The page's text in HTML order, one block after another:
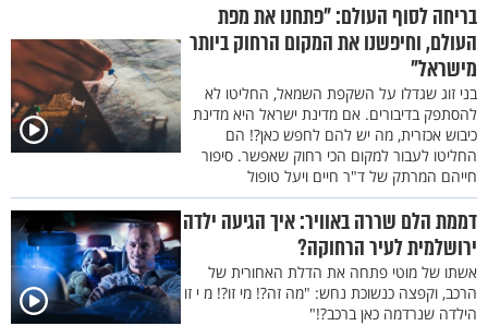
בריחה לסוף העולם: "פתחנו את מפת
העולם, וחיפשנו את המקום הרחוק ביותר
מישראל"
בני זוג שגדלו על השקפת השמאל, החליטו לא
להסתפק בדיבורים. אם מדינת ישראל היא מדינת
כיבוש אכזרית, מה יש להם לחפש כאן?! הם
החליטו לעבור למקום הכי רחוק שאפשר. סיפור
חייהם המרתק של ד"ר חיים ויעל טופול
דממת הלם שררה באוויר: איך הגיעה ילדה
ירושלמית לעיר הרחוקה?
אשתו של מוטי פתחה את הדלת האחורית של
הרכב, וקפצה כנשוכת נחש: "מה זה?! מי זו?! מ י זו
הילדה שנרדמה כאן ברכב?!"